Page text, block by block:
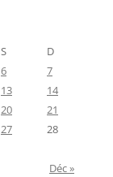
S
D
6
7
13
14
20
21
27
28
Déc »